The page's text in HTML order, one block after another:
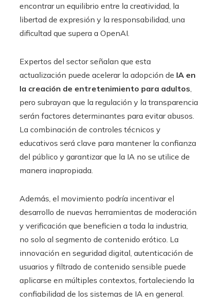
encontrar un equilibrio entre la creatividad, la
libertad de expresión y la responsabilidad, una
dificultad que supera a OpenAI.
Expertos del sector señalan que esta
actualización puede acelerar la adopción de IA en
la creación de entretenimiento para adultos
pero subrayan que la regulación y la transparencia
serán factores determinantes para evitar abusos.
La combinación de controles técnicos y
educativos será clave para mantener la confianza
del público y garantizar que la IA no se utilice de
manera inapropiada.
Además, el movimiento podría incentivar el
desarrollo de nuevas herramientas de moderación
y verificación que beneficien a toda la industria,
no solo al segmento de contenido erótico. La
innovación en seguridad digital, autenticación de
usuarios y filtrado de contenido sensible puede
aplicarse en múltiples contextos, fortaleciendo la
confiabilidad de los sistemas de IA en general.